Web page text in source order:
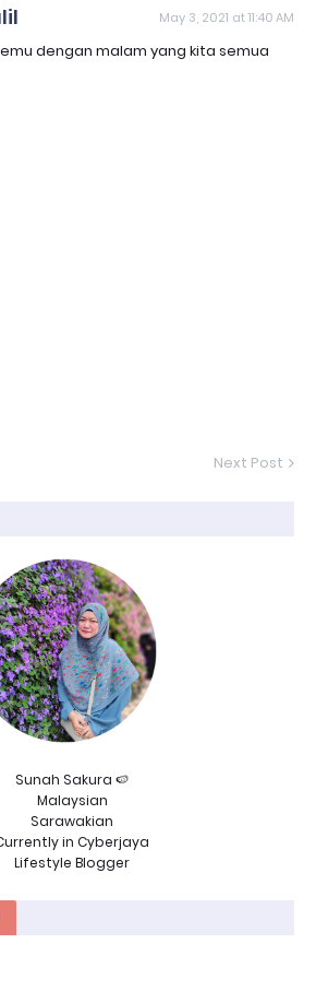
May 3, 2021 at 11:40 AM
dengan malam yang kita semua
Next Post
Sunah Sakura 🍉
Malaysian
Sarawakian
in Cyberjaya
Lifestyle Blogger